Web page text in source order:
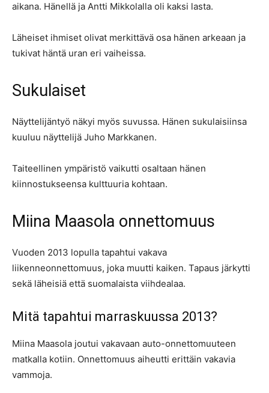
aikana. Hänellä ja Antti Mikkolalla oli kaksi lasta.
Läheiset ihmiset olivat merkittävä osa hänen arkeaan ja
tukivat häntä uran eri vaiheissa.
Sukulaiset
Näyttelijäntyö näkyi myös suvussa. Hänen sukulaisiinsa
kuuluu näyttelijä Juho Markkanen.
Taiteellinen ympäristö vaikutti osaltaan hänen
kiinnostukseensa kulttuuria kohtaan.
Miina Maasola onnettomuus
Vuoden 2013 lopulla tapahtui vakava
liikenneonnettomuus, joka muutti kaiken. Tapaus järkytti
sekä läheisiä että suomalaista viihdealaa.
Mitä tapahtui marraskuussa 2013?
Miina Maasola joutui vakavaan auto-onnettomuuteen
matkalla kotiin. Onnettomuus aiheutti erittäin vakavia
vammoja.